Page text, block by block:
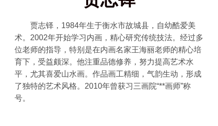
贾志铎，1984年生于衡水市故城县，自幼酷爱美
术。2002年开始学习内画，精心研究传统技法。经过多
位老师的指导，特别是在内画名家王海丽老师的精心培
育下，受益颇深。他注重品德修养，努力提高艺术水
平，尤其喜爱山水画。作品画工精细，气韵生动，形成
了独特的艺术风格。2010年曾获习三画院“**画师”称
号。